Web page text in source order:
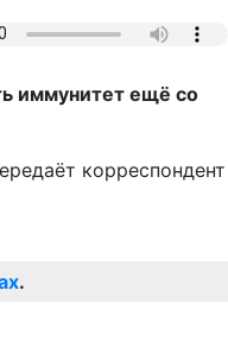
иммунитет ещё со
корреспондент
.